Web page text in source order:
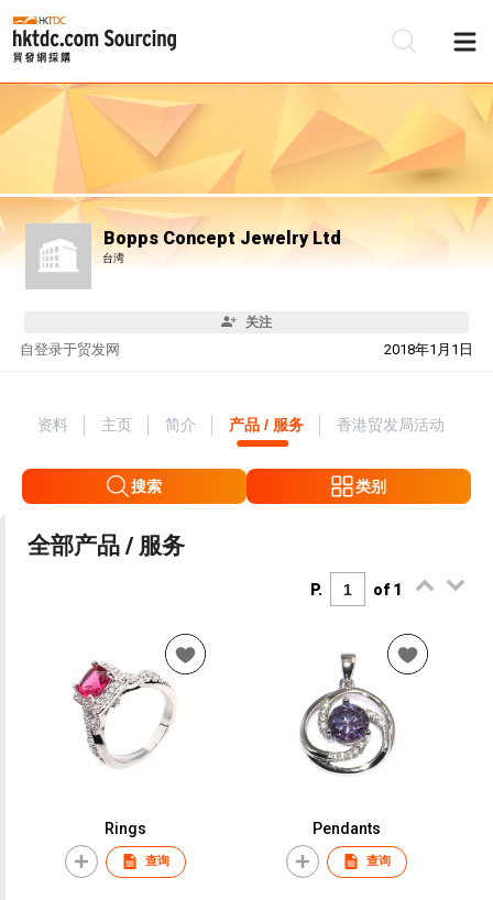
Bopps Concept Jewelry Ltd
台湾
关注
自 2018年1月1日
登录于贸发网
资料 主页 简介 产品 / 服务 香港贸发局活动
搜索 类别
全部产品 / 服务
P. of 1
Rings
查询
Pendants
查询